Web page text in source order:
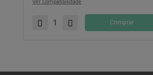
Ver Compatibilidade
Comprar